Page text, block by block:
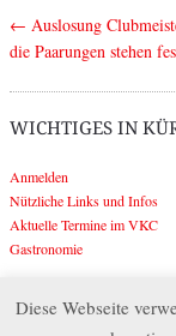
Post
← Auslosung
die Paarungen stehen
WICHTIGES IN
Anmelden
Nützliche Links und Infos
Aktuelle Termine im VKC
Gastronomie
Diese Webseite